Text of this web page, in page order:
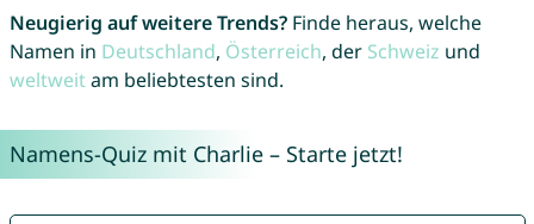
Neugierig auf weitere Trends?Finde heraus, welche
Namen in Deutschland, Österreich, der Schweiz und
weltweitam beliebtesten sind.
Namens-Quiz mit Charlie – Starte jetzt!